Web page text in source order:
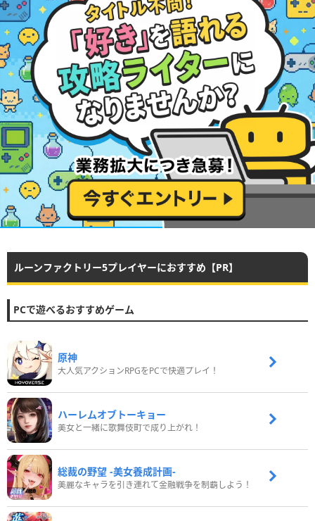
ルーンファクトリー5プレイヤーにおすすめ【PR】
PCで遊べるおすすめゲーム
原神
大人気アクションRPGをPCで快適プレイ！
ハーレムオブトーキョー
美女と一緒に歌舞伎町で成り上がれ！
総裁の野望 -美女養成計画-
美麗なキャラを引き連れて金融戦争を制覇しよう！